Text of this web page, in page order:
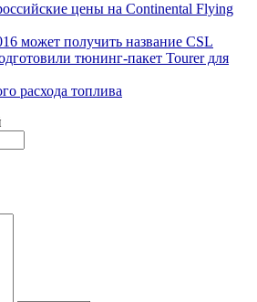
цены на Continental Flying
может получить название CSL
тюнинг-пакет Tourer для
расхода топлива